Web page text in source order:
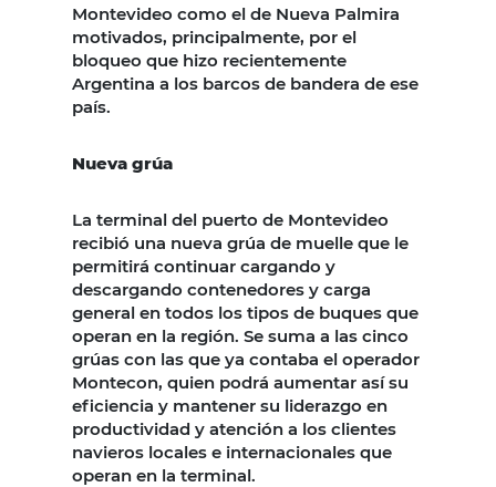
Montevideo como el de Nueva Palmira
motivados, principalmente, por el
bloqueo que hizo recientemente
Argentina a los barcos de bandera de ese
país.
Nueva grúa
La terminal del puerto de Montevideo
recibió una nueva grúa de muelle que le
permitirá continuar cargando y
descargando contenedores y carga
general en todos los tipos de buques que
operan en la región. Se suma a las cinco
grúas con las que ya contaba el operador
Montecon, quien podrá aumentar así su
eficiencia y mantener su liderazgo en
productividad y atención a los clientes
navieros locales e internacionales que
operan en la terminal.